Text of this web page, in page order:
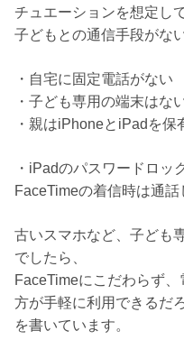
チュエーションを想定し
子どもとの通信手段がな
・自宅に固定電話がない
・子ども専用の端末はな
・親はiPhoneとiPadを保
・iPadのパスワードロッ
FaceTimeの着信時は通話
古いスマホなど、子ども
でしたら、
FaceTimeにこだわらず
方が手軽に利用できるだ
を書いています。